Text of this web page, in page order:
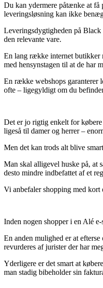
Du kan ydermere påtænke at få
leveringsløsning kan ikke
Leveringsdygtigheden på Black
den relevante vare.
En lang række internet butikker
med hensynstagen til at de har
En række webshops garanterer
ofte – ligegyldigt om du
Det er jo rigtig enkelt for købere
ligeså til damer og herrer –
Men det kan trods alt blive
Man skal alligevel huske på, at
desto mindre indbefattet af et
Vi anbefaler shopping med
Inden nogen shopper i en Alé
En anden mulighed er at
revurderes af jurister der har
Yderligere er det smart at
man stadig bibeholder sin